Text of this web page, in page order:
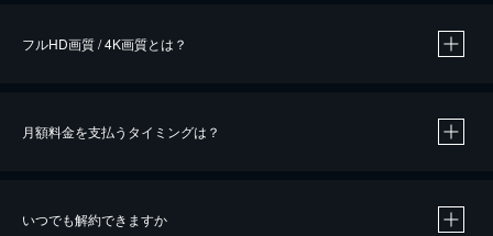
※40％ポイント還元の対象は、クレジットカード決済による作品の購入 / レンタルです。
iOSアプリのUコイン決済による作品の購入 / レンタルは、20％のポイント還元です。
フルHD画質 / 4K画質とは？
月額料金を支払うタイミングは？
いつでも解約できますか